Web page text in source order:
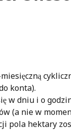
konta).
w dniu i o
(a nie w
pola hektary